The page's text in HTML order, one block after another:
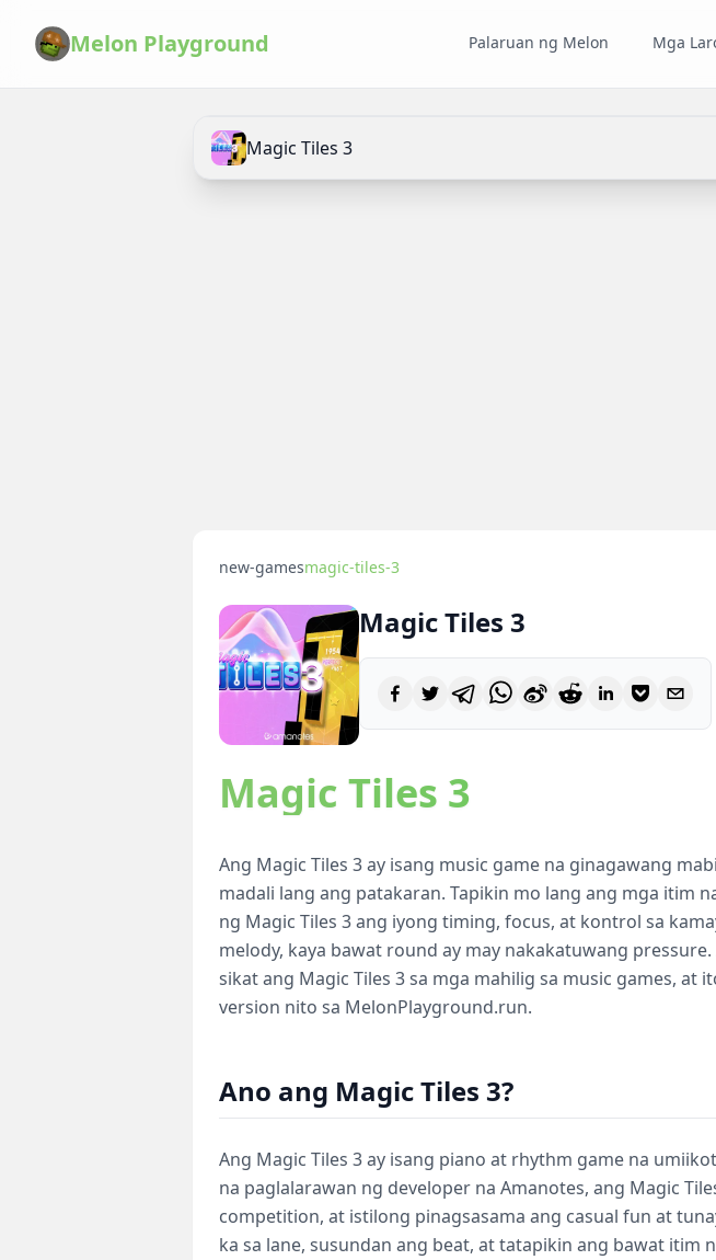
Melon Playground Palaruan ng Melon Mga
Magic Tiles 3
new-gamesmagic-tiles-3
Magic Tiles 3
Magic Tiles 3
Ang Magic Tiles 3 ay isang music game na ginagawang
madali lang ang patakaran. Tapikin mo lang ang mga itim
ng Magic Tiles 3 ang iyong timing, focus, at kontrol sa
melody, kaya bawat round ay may nakakatuwang
sikat ang Magic Tiles 3 sa mga mahilig sa music games,
version nito sa MelonPlayground.run.
Ano ang Magic Tiles 3?
Ang Magic Tiles 3 ay isang piano at rhythm game na
na paglalarawan ng developer na Amanotes, ang Magic
competition, at istilong pinagsasama ang casual fun at
ka sa lane, susundan ang beat, at tatapikin ang bawat